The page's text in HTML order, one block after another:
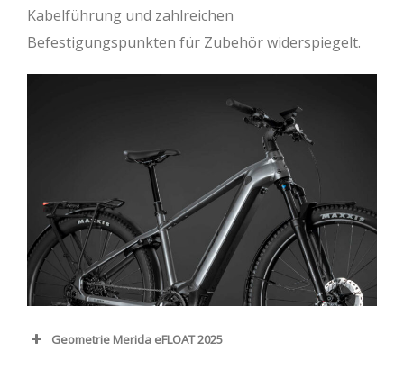
Kabelführung und zahlreichen
Befestigungspunkten für Zubehör widerspiegelt.
Geometrie Merida eFLOAT 2025